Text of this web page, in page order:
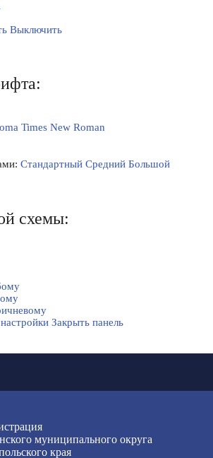
Выключить
Times New Roman
Стандартный Средний Большой
схемы:
Закрыть панель
муниципального округа
края